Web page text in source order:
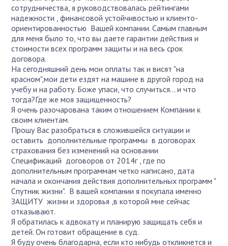
сотрудничества, я руководствовалась рейтингами
надежности , финансовой устойчивостью и клиенто-
ориентированностью Вашей компании. Самым главным
для меня было то, что вы даете гарантии действия и
стоимости всех программ защиты и на весь срок
договора.
На сегодняшний день мои оплаты так и висят "на
красном",мои дети ездят на машине в другой город на
учебу и на работу. Боже упаси, что случиться... и что
тогда?Где же моя защищенность?
Я очень разочарована таким отношением Компании к
своим клиентам.
Прошу Вас разобраться в сложившейся ситуации и
оставить дополнительные программы в договорах
страхования без изменений на основании
Спецификаций договоров от 2014г , где по
дополнительным программам четко написано, дата
начала и окончания действия дополнительных программ "
Спутник жизни". В вашей компании я покупала именно
ЗАЩИТУ жизни и здоровья ,в которой мне сейчас
отказывают.
Я обратилась к адвокату и планирую защищать себя и
детей. Он готовит обращение в суд.
Я буду очень благодарна, если кто нибудь откликнется и